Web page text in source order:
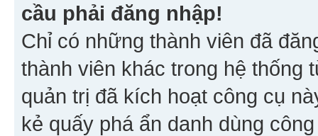
cầu phải đăng nhập!
Chỉ có những thành viên đã
thành viên khác trong hệ thống
quản trị đã kích hoạt công cụ
kẻ quấy phá ẩn danh dùng